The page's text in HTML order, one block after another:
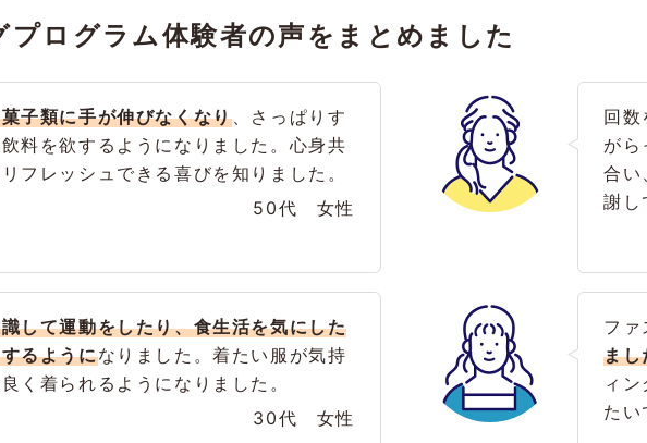
プログラム体験者の声をまとめました
子類に手が伸びなくなり、さっぱりす
料を欲するようになりました。心身共
フレッシュできる喜びを知りました。
50代 女性
回数
がら
合い
謝し
して運動をしたり、食生活を気にした
るようになりました。着たい服が気持
く着られるようになりました。
30代 女性
ファ
まし
ィ
たい